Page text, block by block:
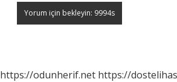
https://odunherif.net https://